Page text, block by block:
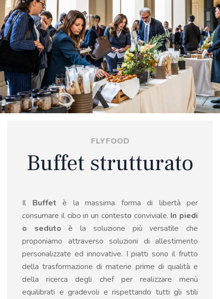
FLYFOOD
Buffet strutturato
Il Buffet è la massima forma di libertà per
consumare il cibo in un contesto conviviale. In piedi
o seduto è la soluzione più versatile che
proponiamo attraverso soluzioni di allestimento
personalizzate ed innovative. I piatti sono il frutto
della trasformazione di materie prime di qualità e
della ricerca degli chef per realizzare menù
equilibrati e gradevoli e rispettando tutti gli stili